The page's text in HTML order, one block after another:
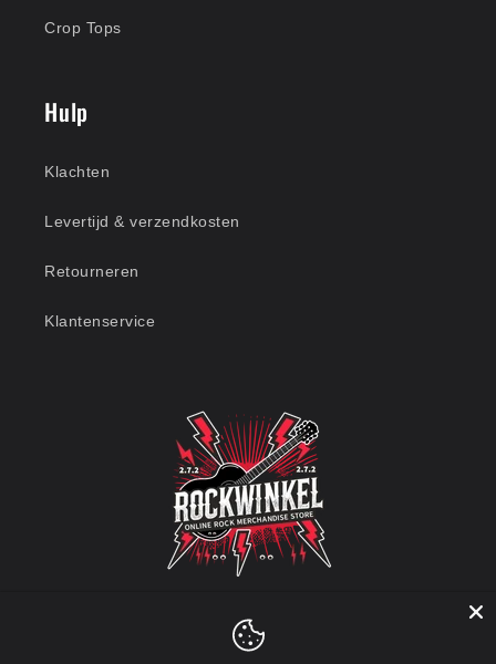
Crop Tops
Hulp
Klachten
Levertijd & verzendkosten
Retourneren
Klantenservice